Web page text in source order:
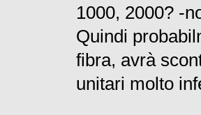
1000, 2000? -
Quindi
fibra, avrà
unitari molto